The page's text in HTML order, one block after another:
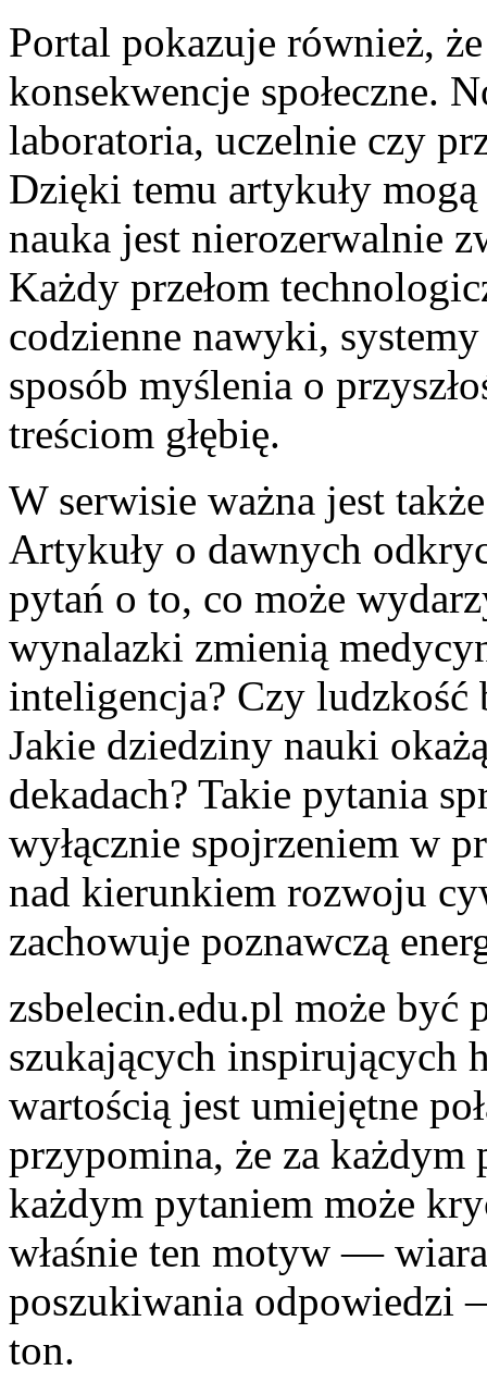
Portal pokazuje również,
konsekwencje społeczne.
laboratoria, uczelnie czy
Dzięki temu artykuły
nauka jest nierozerwalnie
Każdy przełom
codzienne nawyki,
sposób myślenia o
treściom głębię.
W serwisie ważna jest
Artykuły o dawnych
pytań o to, co może
wynalazki zmienią
inteligencja? Czy ludzkość
Jakie dziedziny nauki
dekadach? Takie pytania
wyłącznie spojrzeniem w
nad kierunkiem rozwoju
zachowuje poznawczą
zsbelecin.edu.pl może być
szukających inspirujących
wartością jest umiejętne
przypomina, że za każdym
każdym pytaniem może
właśnie ten motyw —
poszukiwania odpowiedzi
ton.